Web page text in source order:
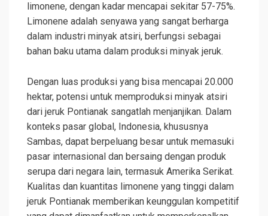
limonene, dengan kadar mencapai sekitar 57-75%.
Limonene adalah senyawa yang sangat berharga
dalam industri minyak atsiri, berfungsi sebagai
bahan baku utama dalam produksi minyak jeruk.
Dengan luas produksi yang bisa mencapai 20.000
hektar, potensi untuk memproduksi minyak atsiri
dari jeruk Pontianak sangatlah menjanjikan. Dalam
konteks pasar global, Indonesia, khususnya
Sambas, dapat berpeluang besar untuk memasuki
pasar internasional dan bersaing dengan produk
serupa dari negara lain, termasuk Amerika Serikat.
Kualitas dan kuantitas limonene yang tinggi dalam
jeruk Pontianak memberikan keunggulan kompetitif